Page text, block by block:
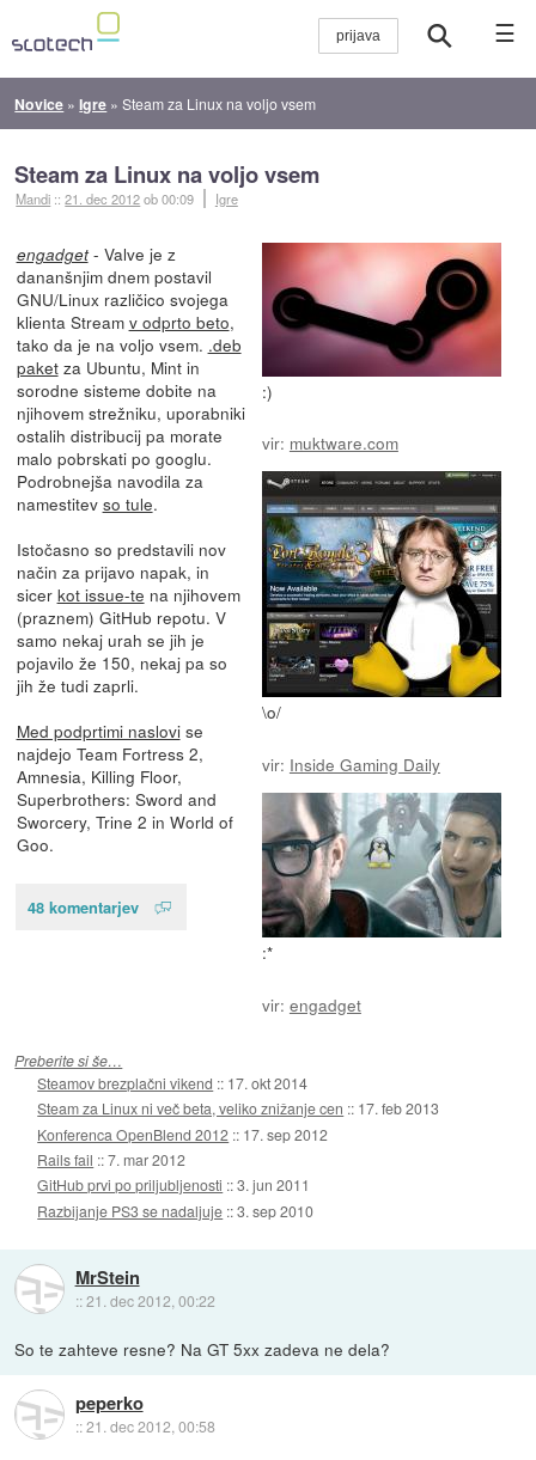
☰
Novice »Igre »Steam za Linux na voljo vsem
Steam za Linux na voljo vsem
Mandi ::21. dec 2012ob 00:09 Igre
:)
vir: muktware.com
\o/
vir: Inside Gaming Daily
:*
vir: engadget
engadget- Valve je z
dananšnjim dnem postavil
GNU/Linux različico svojega
klienta Stream v odprto beto,
tako da je na voljo vsem. .deb
paketza Ubuntu, Mint in
sorodne sisteme dobite na
njihovem strežniku, uporabniki
ostalih distribucij pa morate
malo pobrskati po googlu.
Podrobnejša navodila za
namestitev so tule.
Istočasno so predstavili nov
način za prijavo napak, in
sicer kot issue-te na njihovem
(praznem) GitHub repotu. V
samo nekaj urah se jih je
pojavilo že 150, nekaj pa so
jih že tudi zaprli.
Med podprtimi naslovise
najdejo Team Fortress 2,
Amnesia, Killing Floor,
Superbrothers: Sword and
Sworcery, Trine 2 in World of
Goo.
48 komentarjev
Preberite si še…
Steamov brezplačni vikend :: 17. okt 2014
Steam za Linux ni več beta, veliko znižanje cen :: 17. feb 2013
Konferenca OpenBlend 2012 :: 17. sep 2012
Rails fail ::7. mar 2012
GitHub prvi po priljubljenosti ::3. jun 2011
Razbijanje PS3 se nadaljuje ::3. sep 2010
MrStein
::21. dec 2012, 00:22
So te zahteve resne? Na GT 5xx zadeva ne dela?
peperko
::21. dec 2012, 00:58